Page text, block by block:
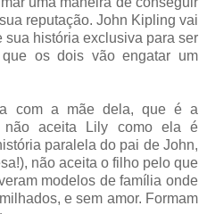
reputação. John Kipling vai
sua história exclusiva para ser
os dois vão engatar um
com a mãe dela, que é a
não aceita Lily como ela é
paralela do pai de John,
não aceita o filho pelo que
modelos de família onde
e sem amor. Formam